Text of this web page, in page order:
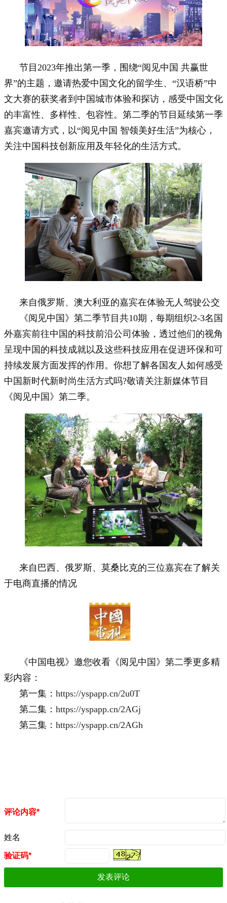
节目2023年推出第一季，围绕“阅见中国 共赢世
界”的主题，邀请热爱中国文化的留学生、“汉语桥”中
文大赛的获奖者到中国城市体验和探访，感受中国文化
的丰富性、多样性、包容性。第二季的节目延续第一季
嘉宾邀请方式，以“阅见中国 智领美好生活”为核心，
关注中国科技创新应用及年轻化的生活方式。
来自俄罗斯、澳大利亚的嘉宾在体验无人驾驶公交
《阅见中国》第二季节目共10期，每期组织2-3名国
外嘉宾前往中国的科技前沿公司体验，透过他们的视角
呈现中国的科技成就以及这些科技应用在促进环保和可
持续发展方面发挥的作用。你想了解各国友人如何感受
中国新时代新时尚生活方式吗?敬请关注新媒体节目
《阅见中国》第二季。
来自巴西、俄罗斯、莫桑比克的三位嘉宾在了解关
于电商直播的情况
《中国电视》邀您收看《阅见中国》第二季更多精
彩内容：
第一集： https://yspapp.cn/2u0T
第二集： https://yspapp.cn/2AGj
第三集： https://yspapp.cn/2AGh
评论内容*
姓名
验证码*